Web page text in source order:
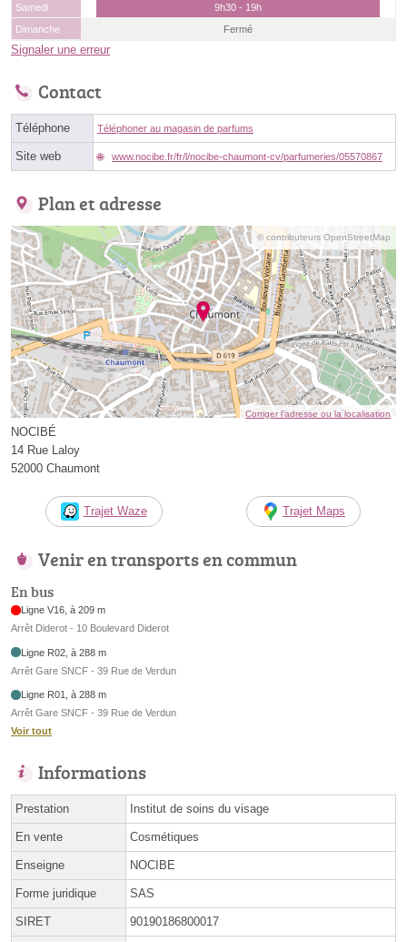
Samedi
9h30 - 19h
Dimanche
Fermé
Signaler une erreur
Contact
Téléphone Téléphoner au magasin de parfums
Site web www.nocibe.fr/fr/l/nocibe-chaumont-cv/parfumeries/05570867
Plan et adresse
© contributeurs OpenStreetMap
Corriger l’adresse ou la localisation
NOCIBÉ
14 Rue Laloy
52000 Chaumont
Trajet Waze Trajet Maps
Venir en transports en commun
En bus
Ligne V16, à 209 m
Arrêt Diderot - 10 Boulevard Diderot
Ligne R02, à 288 m
Arrêt Gare SNCF - 39 Rue de Verdun
Ligne R01, à 288 m
Arrêt Gare SNCF - 39 Rue de Verdun
Voir tout
Informations
Prestation Institut de soins du visage
En vente Cosmétiques
Enseigne NOCIBE
Forme juridique SAS
SIRET 90190186800017